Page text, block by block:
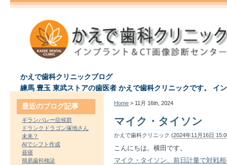
かえで歯科クリニックブログ
練馬 豊玉 東武ストアの歯医者 かえで歯科クリニックです。 イ
Home > 11月 16th, 2024
マイク・タイソン
かえで歯科クリニック (2024年11月16日
こんにちは。横田です。
マイク・タイソン、前日計量で対戦
最近のブログ記事
ギランバレー症候群
ドランクドラゴン塚地さん
未来？
AIでシフト作成
昼寝
簡易歯科検診